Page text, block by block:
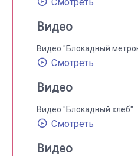
Видео
Видео "Блокадный
Смотреть
Видео
Видео "Блокадный хлеб"
Смотреть
Видео